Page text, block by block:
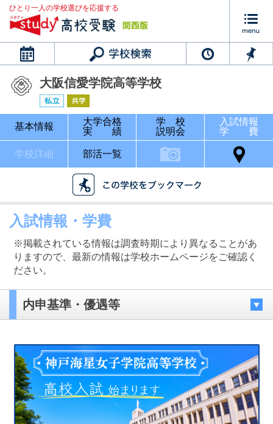
ひとり一人の学校選びを応援する
カレンダー
最近見た学校
大阪信愛学院高等学校
基本情報
大学合格
実 績
学 校
説明会
入試情報
学 費
学校詳細 部活一覧
入試情報・学費
※掲載されている情報は調査時期により異なることがあ
りますので、最新の情報は学校ホームページをご確認く
ださい。
内申基準・優遇等